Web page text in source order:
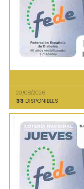
20/08/2026
33 DISPONIBLES